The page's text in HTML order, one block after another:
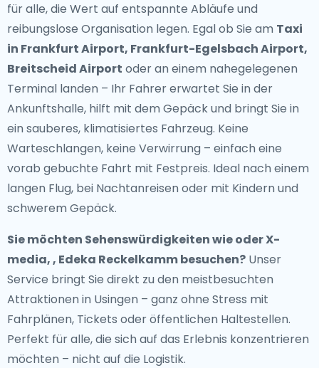
für alle, die Wert auf entspannte Abläufe und
reibungslose Organisation legen. Egal ob Sie am Taxi
in Frankfurt Airport, Frankfurt-Egelsbach Airport,
Breitscheid Airport oder an einem nahegelegenen
Terminal landen – Ihr Fahrer erwartet Sie in der
Ankunftshalle, hilft mit dem Gepäck und bringt Sie in
ein sauberes, klimatisiertes Fahrzeug. Keine
Warteschlangen, keine Verwirrung – einfach eine
vorab gebuchte Fahrt mit Festpreis. Ideal nach einem
langen Flug, bei Nachtanreisen oder mit Kindern und
schwerem Gepäck.
Sie möchten Sehenswürdigkeiten wie oder X-
media, , Edeka Reckelkamm besuchen? Unser
Service bringt Sie direkt zu den meistbesuchten
Attraktionen in Usingen – ganz ohne Stress mit
Fahrplänen, Tickets oder öffentlichen Haltestellen.
Perfekt für alle, die sich auf das Erlebnis konzentrieren
möchten – nicht auf die Logistik.